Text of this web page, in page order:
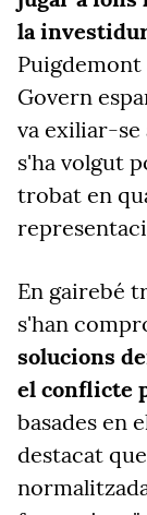
la
Puigdemont
Govern
va exiliar-se
s'ha volgut
trobat en
En gairebé
s'han
solucions
el conflicte
basades en
destacat